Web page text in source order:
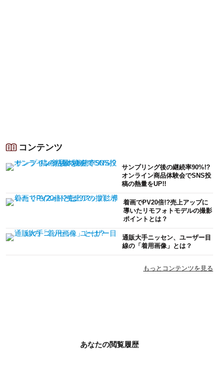
コンテンツ
サンプリング後の継続率90%!?
オンライン商品体験会でSNS投
稿の熱量をUP!!
着画でPV20倍!?売上アップに
導いたリモフォトモデルの撮影
ポイントとは？
通販大手ニッセン、ユーザー目
線の「着用画像」とは？
もっとコンテンツを見る
あなたの閲覧履歴